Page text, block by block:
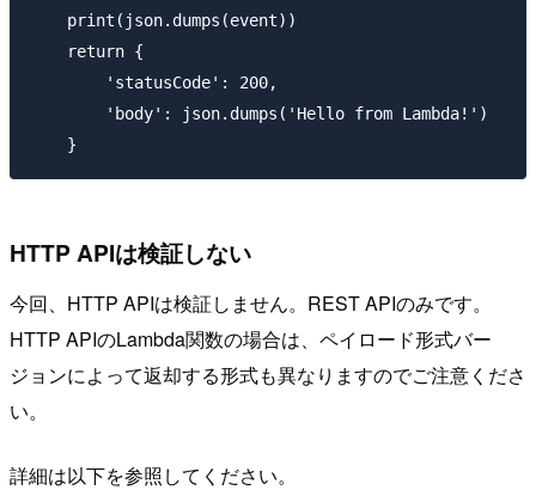
    print(json.dumps(event))
    return {
        'statusCode': 200,
        'body': json.dumps('Hello from Lambda!')
HTTP APIは検証しない
今回、HTTP APIは検証しません。REST APIのみです。
HTTP APIのLambda関数の場合は、ペイロード形式バー
ジョンによって返却する形式も異なりますのでご注意くださ
い。
詳細は以下を参照してください。